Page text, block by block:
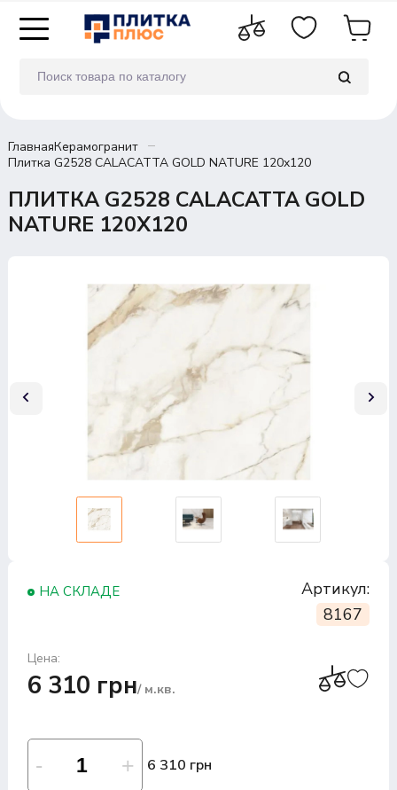
ГлавнаяКерамогранит
Плитка G2528 CALACATTA GOLD NATURE 120x120
ПЛИТКА G2528 CALACATTA GOLD
NATURE 120X120
НА СКЛАДЕ
Артикул:
8167
Цена:
6 310 грн/ м.кв.
6 310 грн